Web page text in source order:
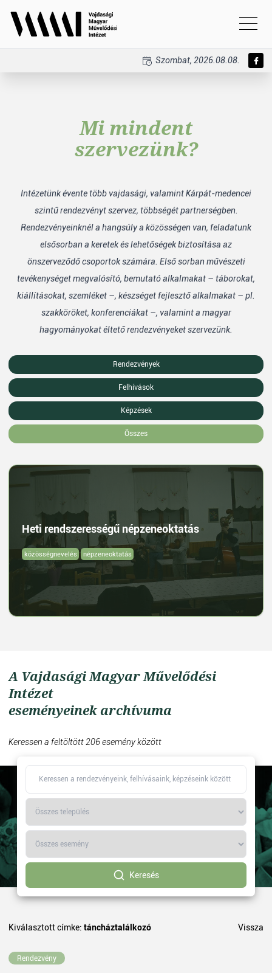
Szombat, 2026.08.08.
Mi mindent
szervezünk?
Intézetünk évente több vajdasági, valamint Kárpát-medencei
szintű rendezvényt szervez, többségét partnerségben.
Rendezvényeinknél a hangsúly a közösségen van, feladatunk
elsősorban a keretek és lehetőségek biztosítása az
önszerveződő csoportok számára. Első sorban művészeti
tevékenységet megvalósító, bemutató alkalmakat – táborokat,
kiállításokat, szemléket –, készséget fejlesztő alkalmakat – pl.
szakköröket, konferenciákat –, valamint a magyar
hagyományokat éltető rendezvényeket szervezünk.
Rendezvények
Felhívások
Képzések
Összes
Heti rendszerességű népzeneoktatás
közösségnevelés népzeneoktatás
A Vajdasági Magyar Művelődési
Intézet
eseményeinek archívuma
Keressen a feltöltött 206 esemény között
Keresés
Kiválasztott címke: táncháztalálkozó Vissza
Rendezvény